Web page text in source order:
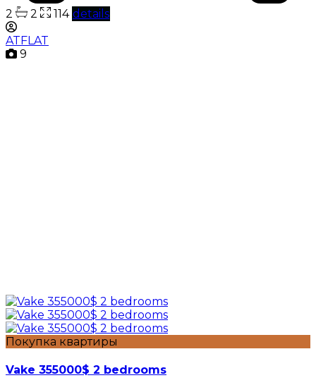
2 2 114 details
ATFLAT
9
Покупка квартиры
Vake 355000$ 2 bedrooms